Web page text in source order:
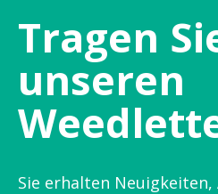
Tragen
unseren
Sie erhalten